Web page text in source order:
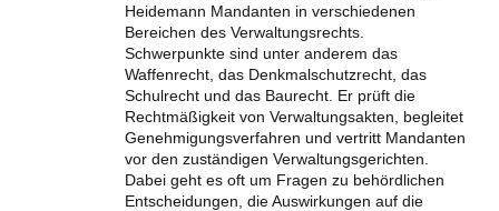
Heidemann Mandanten in verschiedenen
Bereichen des Verwaltungsrechts.
Schwerpunkte sind unter anderem das
Waffenrecht, das Denkmalschutzrecht, das
Schulrecht und das Baurecht. Er prüft die
Rechtmäßigkeit von Verwaltungsakten, begleitet
Genehmigungsverfahren und vertritt Mandanten
vor den zuständigen Verwaltungsgerichten.
Dabei geht es oft um Fragen zu behördlichen
Entscheidungen, die Auswirkungen auf die